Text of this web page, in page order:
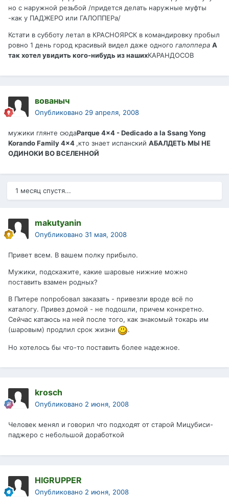
но с наружной резьбой /придется делать наружные муфты
-как у ПАДЖЕРО или ГАЛОППЕРа/
Кстати в субботу летал в КРАСНОЯРСК в командировку пробыл
ровно 1 день город красивый видел даже одного галоппера А
так хотел увидить кого-нибудь из нашихКАРАНДОСОВ
вованыч
Опубликовано 29 апреля, 2008
мужики глянте сюдаParque 4x4 - Dedicado a la Ssang Yong
Korando Family 4x4 ,кто знает испанский АБАЛДЕТЬ МЫ НЕ
ОДИНОКИ ВО ВСЕЛЕННОЙ
1 месяц спустя...
makutyanin
Опубликовано 31 мая, 2008
Привет всем. В вашем полку прибыло.
Мужики, подскажите, какие шаровые нижние можно
поставить взамен родных?
В Питере попробовал заказать - привезли вроде всё по
каталогу. Привез домой - не подошли, причем конкретно.
Сейчас катаюсь на ней после того, как знакомый токарь им
(шаровым) продлил срок жизни
.
Но хотелось бы что-то поставить более надежное.
krosch
Опубликовано 2 июня, 2008
Человек менял и говорил что подходят от старой Мицубиси-
паджеро с небольшой доработкой
HIGRUPPER
Опубликовано 2 июня, 2008